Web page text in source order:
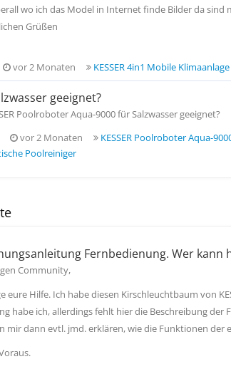
wo ich das Model in Internet finde Bilder da sind
Grüßen
vor 2 Monaten KESSER 4in1 Mobile Klimaanlage
geeignet?
Poolroboter Aqua-9000 für Salzwasser geeignet?
vor 2 Monaten
KESSER Poolroboter Aqua-
Poolreiniger
Fernbedienung. Wer kann
Community,
eure Hilfe. Ich habe diesen Kirschleuchtbaum von
habe ich, allerdings fehlt hier die Beschreibung der
mir dann evtl. jmd. erklären, wie die Funktionen der